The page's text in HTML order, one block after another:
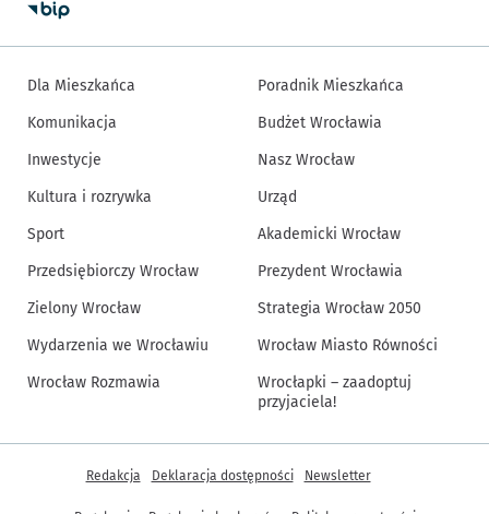
Dla Mieszkańca
Komunikacja
Inwestycje
Kultura i rozrywka
Sport
Przedsiębiorczy Wrocław
Zielony Wrocław
Wydarzenia we Wrocławiu
Wrocław Rozmawia
Poradnik Mieszkańca
Budżet Wrocławia
Nasz Wrocław
Urząd
Akademicki Wrocław
Prezydent Wrocławia
Strategia Wrocław 2050
Wrocław Miasto Równości
Wrocłapki – zaadoptuj
przyjaciela!
Inne informacje
Redakcja Deklaracja dostępności Newsletter